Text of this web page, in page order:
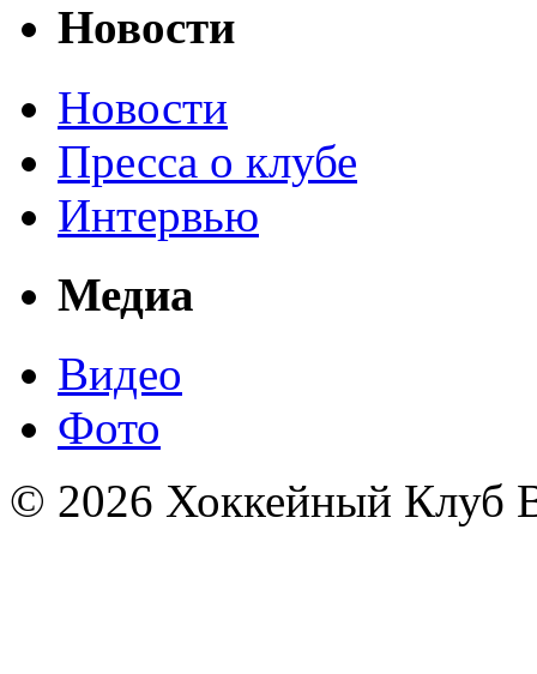
Новости
Новости
Пресса о клубе
Интервью
Медиа
Видео
Фото
© 2026 Хоккейный Клуб